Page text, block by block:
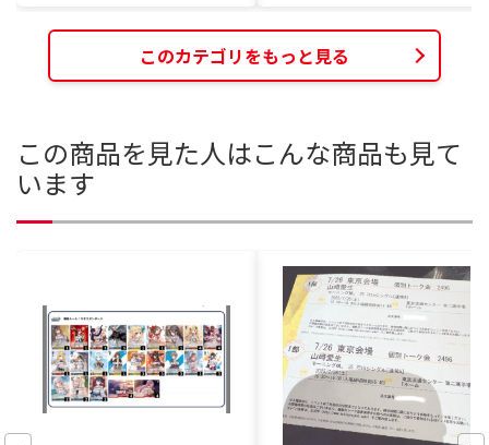
このカテゴリをもっと見る
この商品を見た人はこんな商品も見て
います